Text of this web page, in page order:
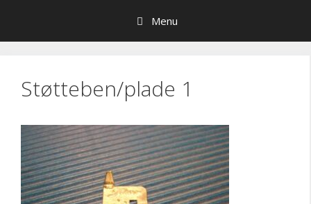
indhold
Menu
Støtteben/plade 1